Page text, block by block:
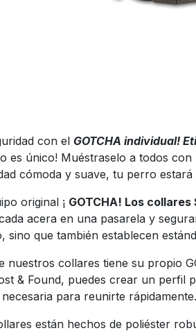
con el GOTCHA individual!
es único! Muéstraselo a todos
cómoda y suave, tu perro estará
original ¡ GOTCHA! Los collares
acera en una pasarela y
sino que también establecen
nuestros collares tiene su propio
& Found, puedes crear un perfil
para reunirte
están hechos de poliéster